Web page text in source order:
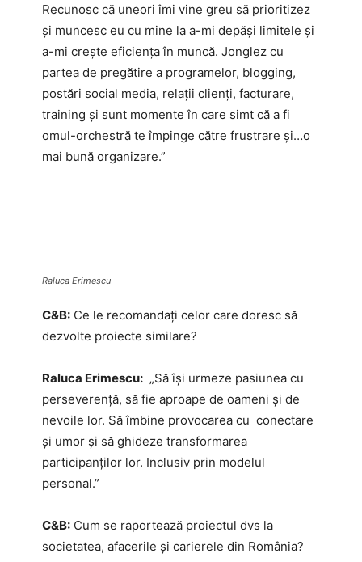
Recunosc că uneori îmi vine greu să prioritizez
și muncesc eu cu mine la a-mi depăși limitele și
a-mi crește eficiența în muncă. Jonglez cu
partea de pregătire a programelor, blogging,
postări social media, relații clienți, facturare,
training și sunt momente în care simt că a fi
omul-orchestră te împinge către frustrare și…o
mai bună organizare.”
Raluca Erimescu
C&B: Ce le recomandați celor care doresc să
dezvolte proiecte similare?
Raluca Erimescu: „Să își urmeze pasiunea cu
perseverență, să fie aproape de oameni și de
nevoile lor. Să îmbine provocarea cu conectare
și umor și să ghideze transformarea
participanților lor. Inclusiv prin modelul
personal.”
C&B: Cum se raportează proiectul dvs la
societatea, afacerile și carierele din România?